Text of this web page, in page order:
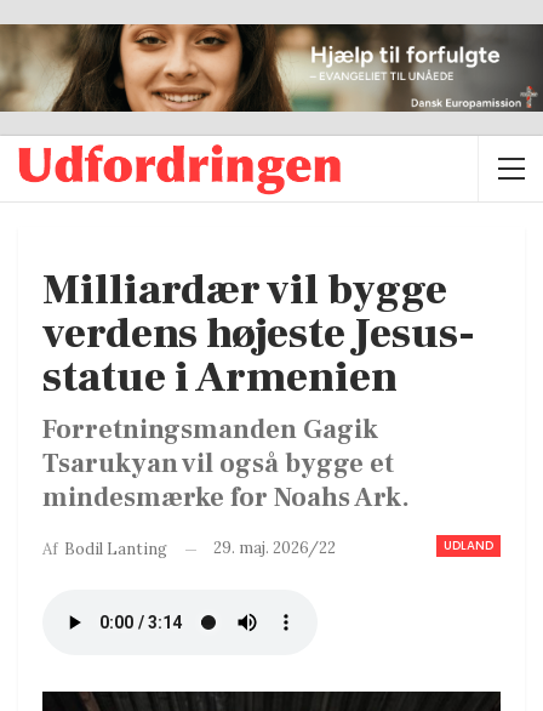
Milliardær vil bygge
verdens højeste Jesus-
statue i Armenien
Forretningsmanden Gagik
Tsarukyan vil også bygge et
mindesmærke for Noahs Ark.
UDLAND
Af Bodil Lanting 29. maj. 2026/22